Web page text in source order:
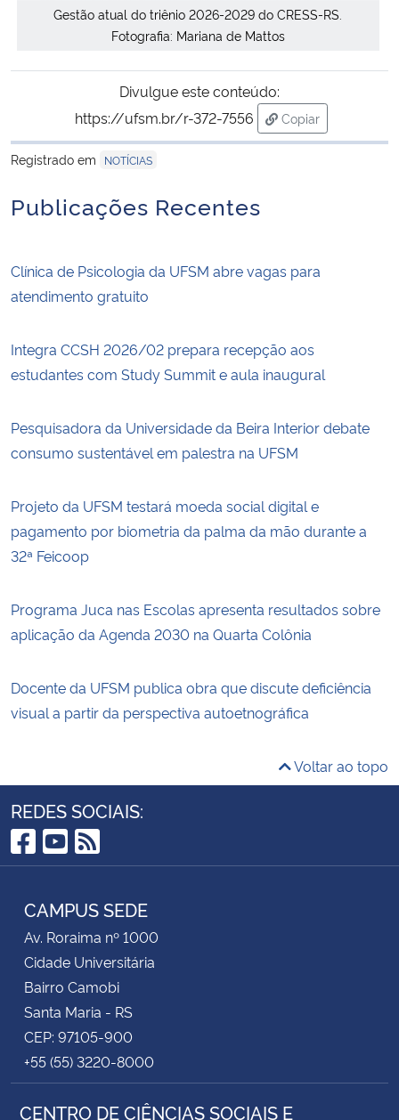
Gestão atual do triênio 2026-2029 do CRESS-RS.
Fotografia: Mariana de Mattos
Divulgue este conteúdo:
https://ufsm.br/r-372-7556
Copiar
para área de
Registrado em
NOTÍCIAS
Publicações Recentes
Clínica de Psicologia da UFSM abre vagas para
atendimento gratuito
Integra CCSH 2026/02 prepara recepção aos
estudantes com Study Summit e aula inaugural
Pesquisadora da Universidade da Beira Interior debate
consumo sustentável em palestra na UFSM
Projeto da UFSM testará moeda social digital e
pagamento por biometria da palma da mão durante a
32ª Feicoop
Programa Juca nas Escolas apresenta resultados sobre
aplicação da Agenda 2030 na Quarta Colônia
Docente da UFSM publica obra que discute deficiência
visual a partir da perspectiva autoetnográfica
Voltar ao topo
REDES SOCIAIS:
Facebook
YouTube
RSS
CAMPUS SEDE
Av. Roraima nº 1000
Cidade Universitária
Bairro Camobi
Santa Maria - RS
CEP: 97105-900
+55 (55) 3220-8000
CENTRO DE CIÊNCIAS SOCIAIS E